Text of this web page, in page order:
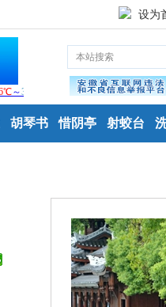
设为
胡琴书 惜阴亭 射蛟台